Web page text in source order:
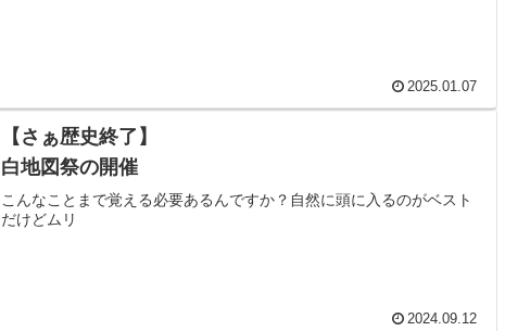
2025.01.07
【さぁ歴史終了】
白地図祭の開催
こんなことまで覚える必要あるんですか？自然に頭に入るのがベスト
だけどムリ
2024.09.12